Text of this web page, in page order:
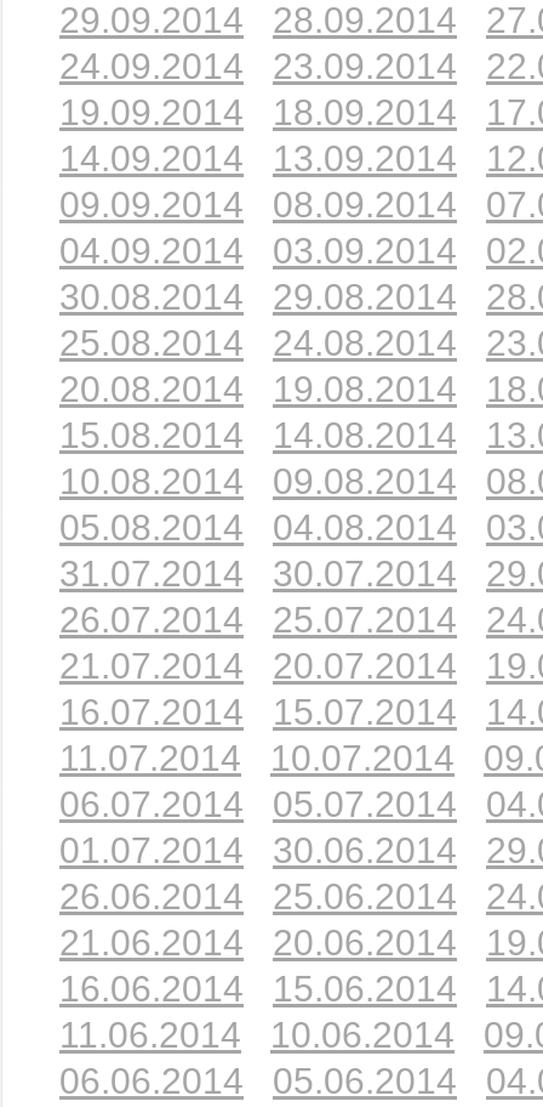
29.09.2014 28.09.2014
24.09.2014
23.09.2014
19.09.2014
18.09.2014
14.09.2014
13.09.2014
09.09.2014
08.09.2014
04.09.2014
03.09.2014
30.08.2014
29.08.2014
25.08.2014
24.08.2014
20.08.2014
19.08.2014
15.08.2014
14.08.2014
10.08.2014
09.08.2014
05.08.2014
04.08.2014
31.07.2014
30.07.2014
26.07.2014
25.07.2014
21.07.2014
20.07.2014
16.07.2014
15.07.2014
11.07.2014
10.07.2014
06.07.2014
05.07.2014
01.07.2014
30.06.2014
26.06.2014
25.06.2014
21.06.2014
20.06.2014
16.06.2014
15.06.2014
11.06.2014
10.06.2014
06.06.2014
05.06.2014